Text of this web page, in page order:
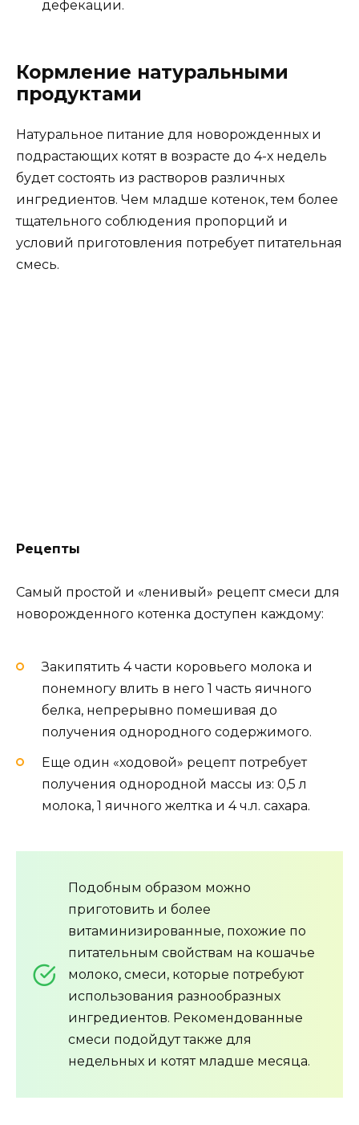
дефекации.
Кормление натуральными
продуктами
Натуральное питание для новорожденных и
подрастающих котят в возрасте до 4-х недель
будет состоять из растворов различных
ингредиентов. Чем младше котенок, тем более
тщательного соблюдения пропорций и
условий приготовления потребует питательная
смесь.
Рецепты
Самый простой и «ленивый» рецепт смеси для
новорожденного котенка доступен каждому:
Закипятить 4 части коровьего молока и
понемногу влить в него 1 часть яичного
белка, непрерывно помешивая до
получения однородного содержимого.
Еще один «ходовой» рецепт потребует
получения однородной массы из: 0,5 л
молока, 1 яичного желтка и 4 ч.л. сахара.
Подобным образом можно
приготовить и более
витаминизированные, похожие по
питательным свойствам на кошачье
молоко, смеси, которые потребуют
использования разнообразных
ингредиентов. Рекомендованные
смеси подойдут также для
недельных и котят младше месяца.